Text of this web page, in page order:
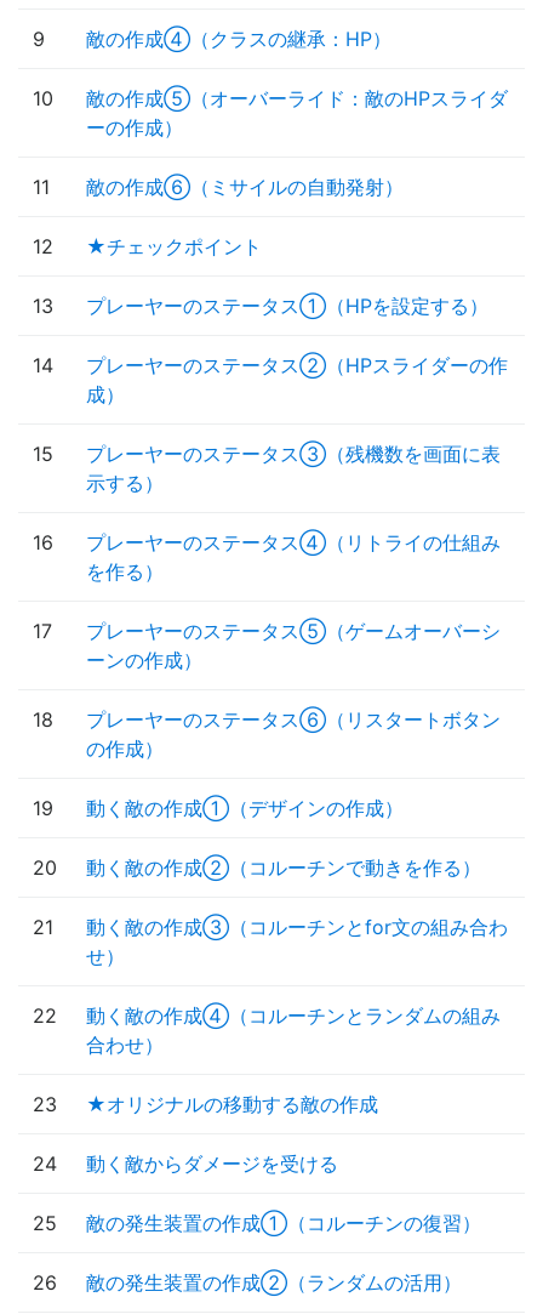
9 敵の作成④（クラスの継承：HP）
10
敵の作成⑤（オーバーライド：敵のHPスライダ
ーの作成）
11 敵の作成⑥（ミサイルの自動発射）
12 ★チェックポイント
13 プレーヤーのステータス①（HPを設定する）
14
プレーヤーのステータス②（HPスライダーの作
成）
15
プレーヤーのステータス③（残機数を画面に表
示する）
16
プレーヤーのステータス④（リトライの仕組み
を作る）
17
プレーヤーのステータス⑤（ゲームオーバーシ
ーンの作成）
18
プレーヤーのステータス⑥（リスタートボタン
の作成）
19 動く敵の作成①（デザインの作成）
20 動く敵の作成②（コルーチンで動きを作る）
21
動く敵の作成③（コルーチンとfor文の組み合わ
せ）
22
動く敵の作成④（コルーチンとランダムの組み
合わせ）
23 ★オリジナルの移動する敵の作成
24 動く敵からダメージを受ける
25 敵の発生装置の作成①（コルーチンの復習）
26 敵の発生装置の作成②（ランダムの活用）